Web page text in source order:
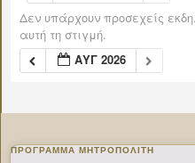
Δεν υπάρχουν προσεχείς
αυτή τη στιγμή.
ΑΥΓ 2026
ΠΡΌΓΡΑΜΜΑ ΜΗΤΡΟΠΟΛΊΤΗ